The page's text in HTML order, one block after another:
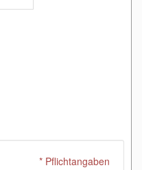
* Pflichtangaben